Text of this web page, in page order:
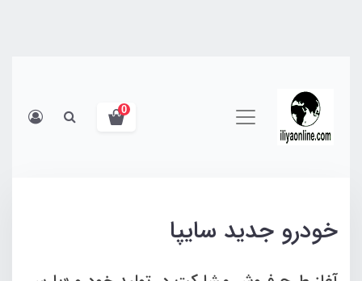
0
خودرو جدید سایپا